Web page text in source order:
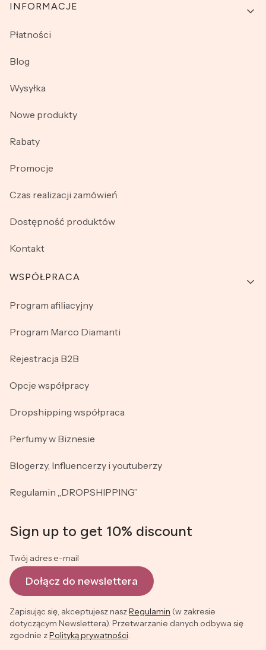
INFORMACJE
Płatności
Blog
Wysyłka
Nowe produkty
Rabaty
Promocje
Czas realizacji zamówień
Dostępność produktów
Kontakt
WSPÓŁPRACA
Program afiliacyjny
Program Marco Diamanti
Rejestracja B2B
Opcje współpracy
Dropshipping współpraca
Perfumy w Biznesie
Blogerzy, Influencerzy i youtuberzy
Regulamin „DROPSHIPPING”
Sign up to get 10% discount
Twój adres e-mail
Dołącz do newslettera
Zapisując się, akceptujesz naszRegulamin (w zakresie
dotyczącym Newslettera). Przetwarzanie danych odbywa się
zgodnie zPolityką prywatności.